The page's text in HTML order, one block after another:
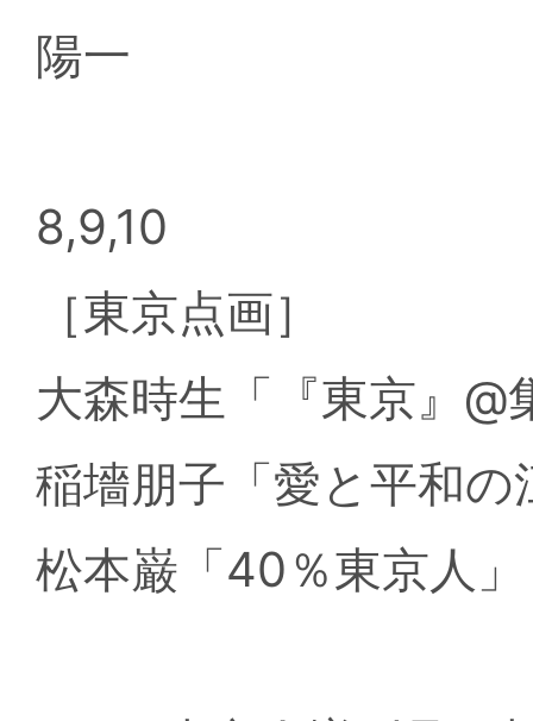
陽一
8,9,10
［東京点画］
大森時生「『東京』@
稲墻朋子「愛と平和の
松本巌「40％東京人」